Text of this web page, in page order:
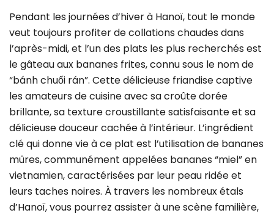
Pendant les journées d’hiver à Hanoï, tout le monde
veut toujours profiter de collations chaudes dans
l’après-midi, et l’un des plats les plus recherchés est
le gâteau aux bananes frites, connu sous le nom de
“bánh chuối rán”. Cette délicieuse friandise captive
les amateurs de cuisine avec sa croûte dorée
brillante, sa texture croustillante satisfaisante et sa
délicieuse douceur cachée à l’intérieur. L’ingrédient
clé qui donne vie à ce plat est l’utilisation de bananes
mûres, communément appelées bananes “miel” en
vietnamien, caractérisées par leur peau ridée et
leurs taches noires. À travers les nombreux étals
d’Hanoï, vous pourrez assister à une scène familière,